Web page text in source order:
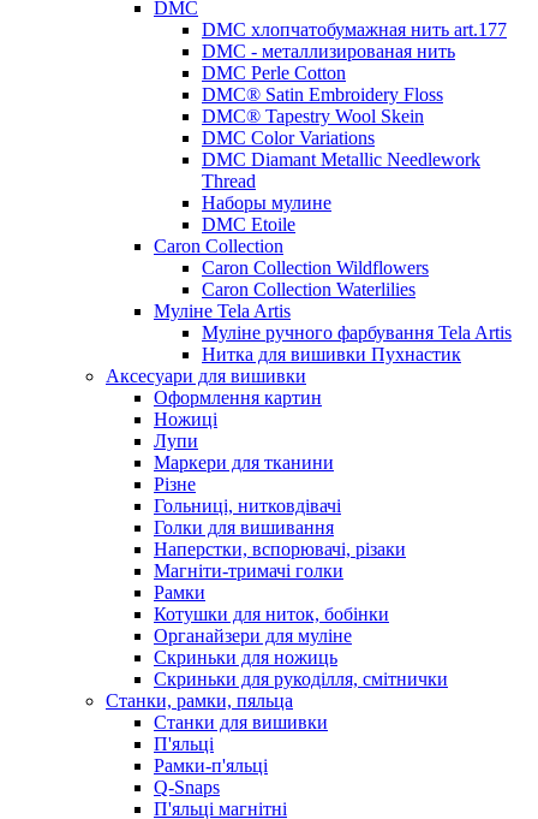
DMC
DMC хлопчатобумажная нить art.177
DMC - металлизированая нить
DMC Perle Cotton
DMC® Satin Embroidery Floss
DMC® Tapestry Wool Skein
DMC Color Variations
DMC Diamant Metallic Needlework
Thread
Наборы мулине
DMC Etoile
Caron Collection
Caron Collection Wildflowers
Caron Collection Waterlilies
Муліне Tela Artis
Муліне ручного фарбування Tela Artis
Нитка для вишивки Пухнастик
Аксесуари для вишивки
Оформлення картин
Ножиці
Лупи
Маркери для тканини
Різне
Гольниці, нитковдівачі
Голки для вишивання
Наперстки, вспорювачі, різаки
Магніти-тримачі голки
Рамки
Котушки для ниток, бобінки
Органайзери для муліне
Скриньки для ножиць
Скриньки для рукоділля, смітнички
Станки, рамки, пяльца
Станки для вишивки
П'яльці
Рамки-п'яльці
Q-Snaps
П'яльці магнітні